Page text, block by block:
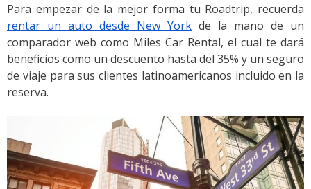
Para empezar de la mejor forma tu Roadtrip, recuerda
rentar un auto desde New York de la mano de un
comparador web como Miles Car Rental, el cual te dará
beneficios como un descuento hasta del 35% y un seguro
de viaje para sus clientes latinoamericanos incluido en la
reserva.